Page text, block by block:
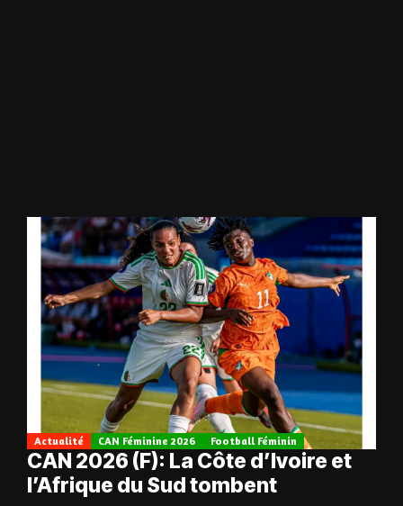
Actualité CAN Féminine 2026 Football Féminin
CAN 2026 (F): La Côte d’Ivoire et
l’Afrique du Sud tombent